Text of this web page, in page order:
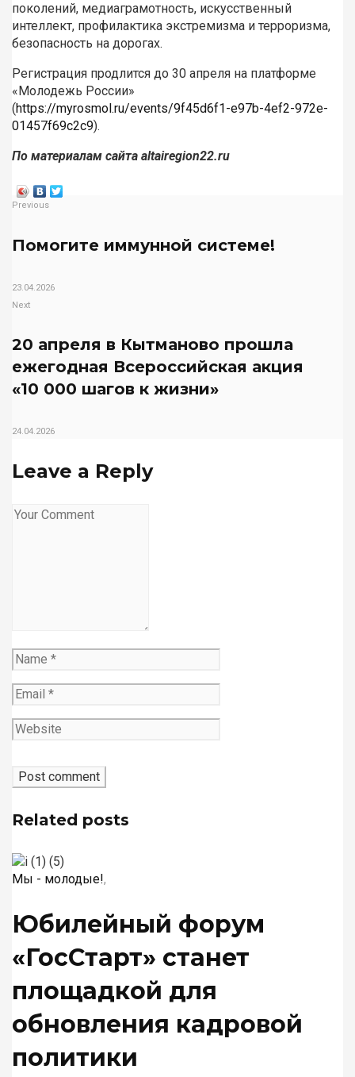
поколений, медиаграмотность, искусственный
интеллект, профилактика экстремизма и терроризма,
безопасность на дорогах.
Регистрация продлится до 30 апреля на платформе
«Молодежь России»
(https://myrosmol.ru/events/9f45d6f1-e97b-4ef2-972e-
01457f69c2c9).
По материалам сайта altairegion22.ru
Previous
Помогите иммунной системе!
23.04.2026
Next
20 апреля в Кытманово прошла
ежегодная Всероссийская акция
«10 000 шагов к жизни»
24.04.2026
Leave a Reply
Related posts
Мы - молодые!,
Юбилейный форум
«ГосСтарт» станет
площадкой для
обновления кадровой
политики